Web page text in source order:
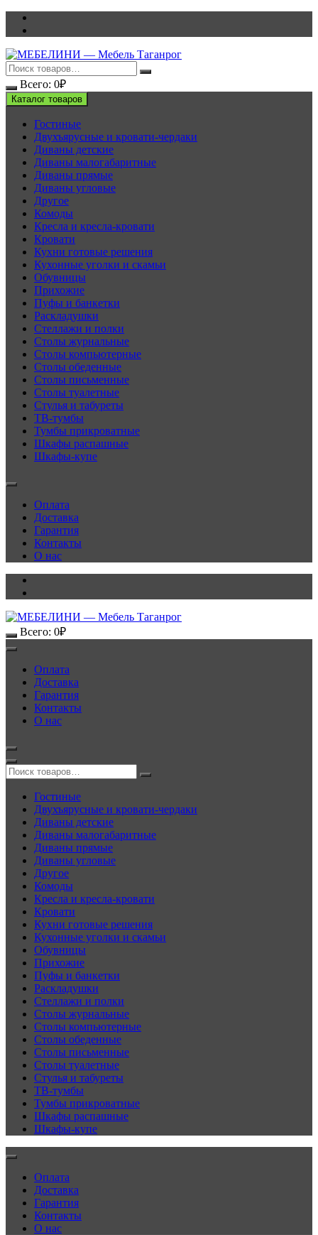
Перейти
Всего: 0₽
Каталог товаров
Гостиные
Двухъярусные и кровати-чердаки
Диваны детские
Диваны малогабаритные
Диваны прямые
Диваны угловые
Другое
Комоды
Кресла и кресла-кровати
Кровати
Кухни готовые решения
Кухонные уголки и скамьи
Обувницы
Прихожие
Пуфы и банкетки
Раскладушки
Стеллажи и полки
Столы журнальные
Столы компьютерные
Столы обеденные
Столы письменные
Столы туалетные
Стулья и табуреты
ТВ-тумбы
Тумбы прикроватные
Шкафы распашные
Шкафы-купе
Оплата
Доставка
Гарантия
Контакты
О нас
Всего: 0₽
Оплата
Доставка
Гарантия
Контакты
О нас
Гостиные
Двухъярусные и кровати-чердаки
Диваны детские
Диваны малогабаритные
Диваны прямые
Диваны угловые
Другое
Комоды
Кресла и кресла-кровати
Кровати
Кухни готовые решения
Кухонные уголки и скамьи
Обувницы
Прихожие
Пуфы и банкетки
Раскладушки
Стеллажи и полки
Столы журнальные
Столы компьютерные
Столы обеденные
Столы письменные
Столы туалетные
Стулья и табуреты
ТВ-тумбы
Тумбы прикроватные
Шкафы распашные
Шкафы-купе
Оплата
Доставка
Гарантия
Контакты
О нас